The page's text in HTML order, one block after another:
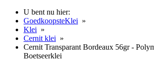
U bent nu hier:
GoedkoopsteKlei »
Klei »
Cernit klei »
Cernit Transparant Bordeaux 56gr -
Boetseerklei